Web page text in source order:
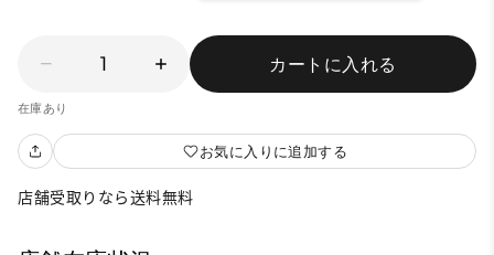
1 カートに入れる
在庫あり
お気に入りに追加する
店舗受取りなら送料無料